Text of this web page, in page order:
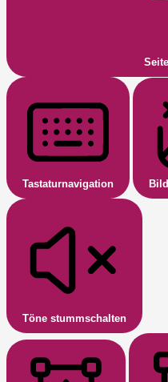
Tastaturnavigation
Töne stummschalten